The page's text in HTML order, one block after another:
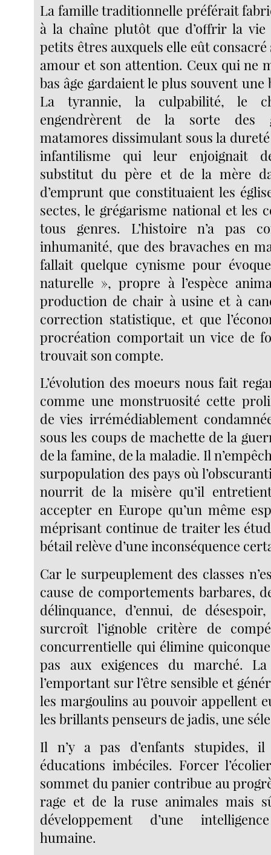
La famille traditionnelle préférait
à la chaîne plutôt que d’offrir la
petits êtres auxquels elle eût consacré
amour et son attention. Ceux qui ne
bas âge gardaient le plus souvent une
La tyrannie, la culpabilité, le
engendrèrent de la sorte des
matamores dissimulant sous la
infantilisme qui leur enjoignait
substitut du père et de la mère
d’emprunt que constituaient les
sectes, le grégarisme national et les
tous genres. L’histoire n’a pas
inhumanité, que des bravaches en
fallait quelque cynisme pour
naturelle », propre à l’espèce
production de chair à usine et à
correction statistique, et que
procréation comportait un vice de
trouvait son compte.
L’évolution des moeurs nous fait
comme une monstruosité cette
de vies irrémédiablement
sous les coups de machette de la
de la famine, de la maladie. Il
surpopulation des pays où
nourrit de la misère qu’il
accepter en Europe qu’un même
méprisant continue de traiter les
bétail relève d’une inconséquence
Car le surpeuplement des classes
cause de comportements barbares,
délinquance, d’ennui, de
surcroît l’ignoble critère de
concurrentielle qui élimine
pas aux exigences du marché.
l’emportant sur l’être sensible et
les margoulins au pouvoir appellent
les brillants penseurs de jadis, une
Il n’y a pas d’enfants stupides,
éducations imbéciles. Forcer
sommet du panier contribue au
rage et de la ruse animales mais
développement d’une
humaine.